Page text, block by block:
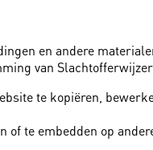
en andere
van
te kopiëren,
of te embedden op